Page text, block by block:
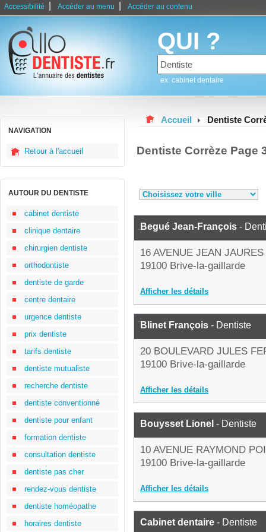
Accessibilité Accéder au menu Accéder au contenu
QUI ?
ex: cabinet dentaire
NAVIGATION
Retour à l'accueil
AUTOUR DU DENTISTE
cabinet dentiste
clinique dentaire
chirurgien dentiste
orthodontiste
dentiste de garde
centre dentaire
urgence dentiste
prix dentiste
tarifs dentiste
dentiste mutualiste
recherche dentiste
dentiste conventionné
dentiste pour enfant
formation dentiste
consultation dentiste
dentiste pas cher
rendez-vous dentiste
dentiste homéopathe
horaires dentiste
Accueil Dentiste
Dentiste Corrèze Page
Begué Jean-François -
16 AVENUE JEAN JAURES
19100 Brive-la-gaillarde
Afficher les détails
Blinet François - Dentiste
20 BOULEVARD JULES
19100 Brive-la-gaillarde
Afficher les détails
Bouysset Lionel - Dentiste
10 AVENUE RAYMOND
19100 Brive-la-gaillarde
Afficher les détails
Cabinet dentaire - Dentiste